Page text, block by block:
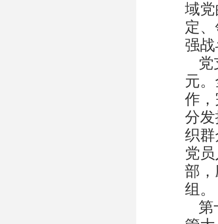
域
定
强
党
元
作
分
织
党
部
组。
第